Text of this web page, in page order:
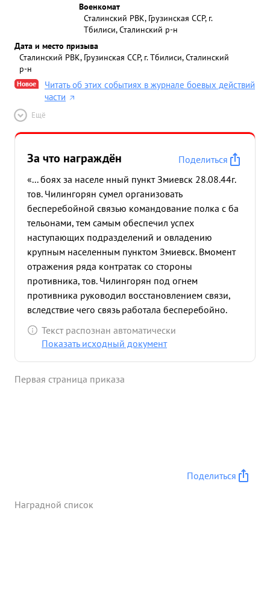
Военкомат
Сталинский РВК, Грузинская ССР, г.
Тбилиси, Сталинский р-н
Дата и место призыва
Сталинский РВК, Грузинская ССР, г. Тбилиси, Сталинский
р-н
Новое
Читать об этих событиях в журнале боевых действий
части
Ещё
За что награждён
Поделиться
«... боях за населе нный пункт Змиевск 28.08.44г.
тов. Чилингорян сумел организовать
бесперебойной связью командование полка с ба
тельонами, тем самым обеспечил успех
наступающих подразделений и овладению
крупным населенным пунктом Змиевск. Вмомент
отражения ряда контратак со стороны
противника, тов. Чилингорян под огнем
противника руководил восстановлением связи,
вследствие чего связь работала бесперебойно.
При овладении гор. остроле нка тов. Чилингорян
также сумел организовать нормальную связь, чем
Текст распознан автоматически
Показать исходный документ
Первая страница приказа
Поделиться
Наградной список